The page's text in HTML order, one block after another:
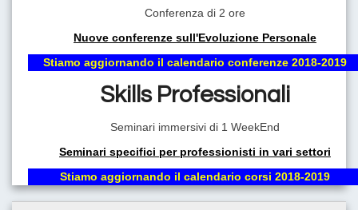
Il Coaching: la migliore metodologia di Evoluzione Personale
del nuovo millennio
Conferenza di 2 ore
Nuove conferenze sull'Evoluzione Personale
Stiamo aggiornando il calendario conferenze 2018-2019
Skills Professionali
Seminari immersivi di 1 WeekEnd
Seminari specifici per professionisti in vari settori
Stiamo aggiornando il calendario corsi 2018-2019